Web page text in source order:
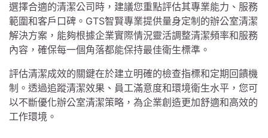
選擇合適的清潔公司時，建議您重點評估其專業能力、服務
範圍和客戶口碑。GTS智賢專業提供量身定制的辦公室清潔
解決方案，能夠根據企業實際情況靈活調整清潔頻率和服務
內容，確保每一個角落都能保持最佳衛生標準。
評估清潔成效的關鍵在於建立明確的檢查指標和定期回饋機
制。透過追蹤清潔效果、員工滿意度和環境衛生水平，您可
以不斷優化辦公室清潔策略，為企業創造更加舒適和高效的
工作環境。